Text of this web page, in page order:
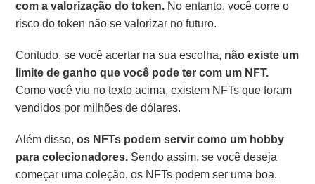
com a valorização do token. No entanto, você corre o
risco do token não se valorizar no futuro.
Contudo, se você acertar na sua escolha, não existe um
limite de ganho que você pode ter com um NFT.
Como você viu no texto acima, existem NFTs que foram
vendidos por milhões de dólares.
Além disso,os NFTs podem servir como um hobby
para colecionadores. Sendo assim, se você deseja
começar uma coleção, os NFTs podem ser uma boa.